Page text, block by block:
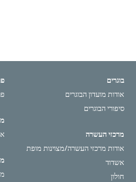
בוגרים
אודות מועדון הבוגרים
סיפורי הבוגרים
מרכזי העשרה
אודות מרכזי העשרה/מצוינות מופת
אשדוד
חולון